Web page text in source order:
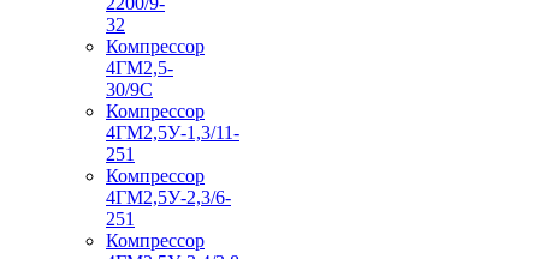
32
Компрессор
4ГМ2,5-
30/9С
Компрессор
4ГМ2,5У-1,3/11-
251
Компрессор
4ГМ2,5У-2,3/6-
251
Компрессор